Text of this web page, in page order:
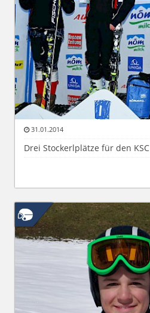
31.01.2014
Drei Stockerlplätze für den KSC